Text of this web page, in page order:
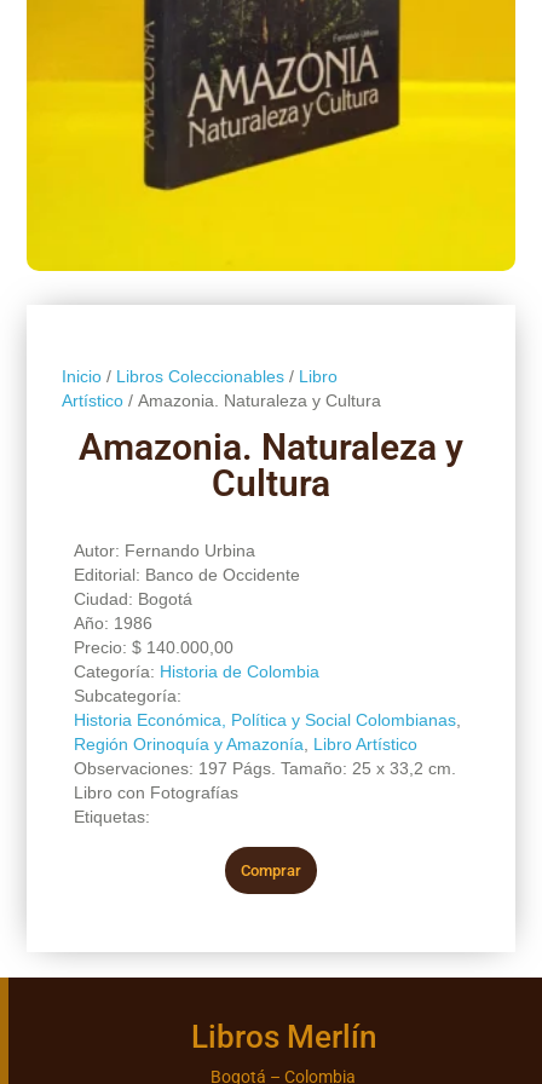
Inicio/ Libros Coleccionables/ Libro
Artístico/ Amazonia. Naturaleza y Cultura
Amazonia. Naturaleza y
Cultura
Autor: Fernando Urbina
Editorial: Banco de Occidente
Ciudad: Bogotá
Año: 1986
Precio: $140.000,00
Categoría: Historia de Colombia
Subcategoría:
Historia Económica, Política y Social Colombianas,
Región Orinoquía y Amazonía
Libro Artístico
Observaciones: 197 Págs. Tamaño: 25 x 33,2 cm.
Libro con Fotografías
Etiquetas:
Comprar
Libros Merlín
Bogotá – Colombia